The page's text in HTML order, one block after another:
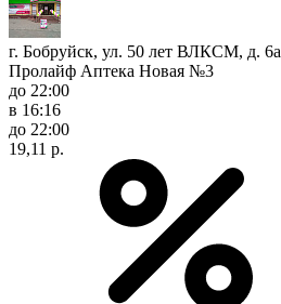
г. Бобруйск, ул. 50 лет ВЛКСМ, д. 6а
Пролайф Аптека Новая №3
до 22:00
в 16:16
до 22:00
19,11 р.